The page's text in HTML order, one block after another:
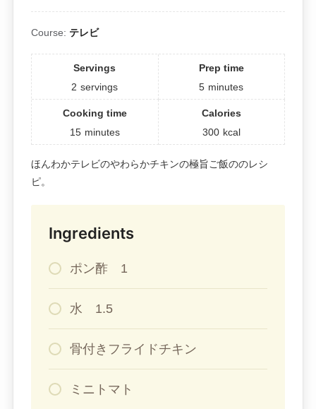
Course: テレビ
Servings
2 servings
Prep time
5 minutes
Cooking time
15 minutes
Calories
300 kcal
ほんわかテレビのやわらかチキンの極旨ご飯ののレシ
ピ。
Ingredients
ポン酢 1
水 1.5
骨付きフライドチキン
ミニトマト